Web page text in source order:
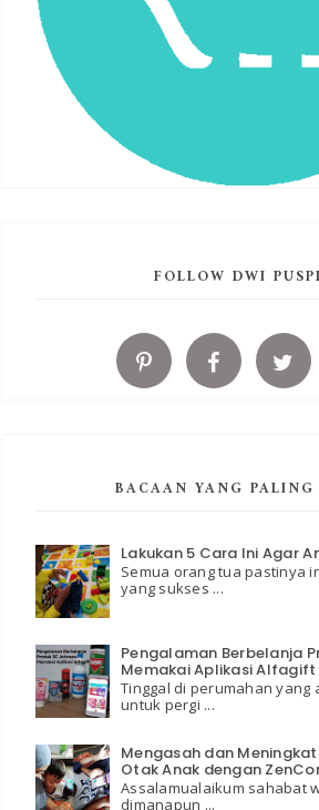
FOLLOW DWI
BACAAN YANG
Lakukan 5 Cara Ini Agar
Semua orang tua pastinya
yang sukses ...
Pengalaman Berbelanja
Memakai Aplikasi Alfagift
Tinggal di perumahan yang
untuk pergi ...
Mengasah dan
Otak Anak dengan
Assalamualaikum sahabat
dimanapun ...